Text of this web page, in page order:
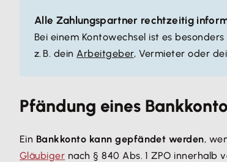
Alle Zahlungspartner rechtzeitig
Bei einem Kontowechsel ist es
z. B. deinArbeitgeber, Vermieter oder
Pfändung eines
Ein Bankkonto kann gepfändet werden,
Gläubiger nach § 840 Abs. 1 ZPO innerhalb